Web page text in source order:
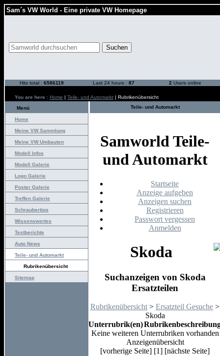
Sam´s VW World - Eine private VW Homepage
Hits total : 6586119 Last 24 hours : 87 2 Users online
You are here : Home | Teile- und Automarkt | Rubrikenübersicht
Menü
Home
Meine VW Sammlung
Meine VW Umbauten
Modell Infos
Modell Galerie
Logo Galerie
Poster Galerie
Treffen Galerie
Schraubertips
Wissenswertes
Testberichte
Auto News
Teile- und Automarkt
Rubrikenübersicht
Sitemap
Teile- und Automarkt
Samworld Teile-
und Automarkt
Startseite
Anzeige aufgeben
Anzeigen suchen
Registrieren
Passwort vergessen
Anmelden
Skoda
Suchanzeigen von Skoda
Ersatzteilen
Rubrikenübersicht> Ersatzteil Gesuche >
Skoda
Unterrubrik(en)
Keine weiteren Unterrubriken vorhanden
Anzeigenübersicht
[vorherige Seite] [1] [nächste Seite]